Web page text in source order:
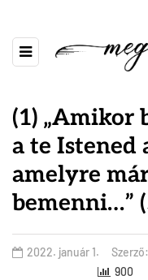
(1) „Amikor
a te Istened
amelyre
bemenni…”
2022. január 1. Szerző:
900